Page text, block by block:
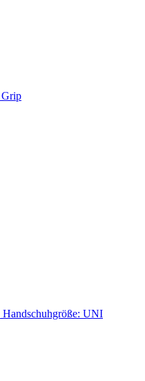
Grip
Handschuhgröße: UNI